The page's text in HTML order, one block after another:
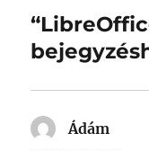
Ádám